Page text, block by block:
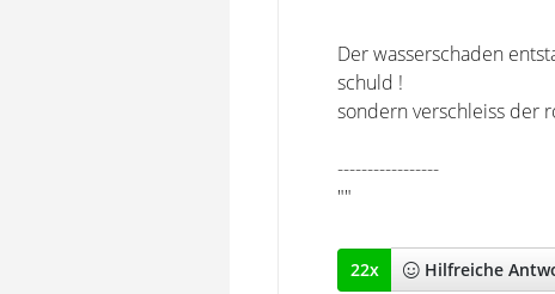
Der wasserschaden
schuld !
sondern verschleiss der
-----------------
""
22x Hilfreiche